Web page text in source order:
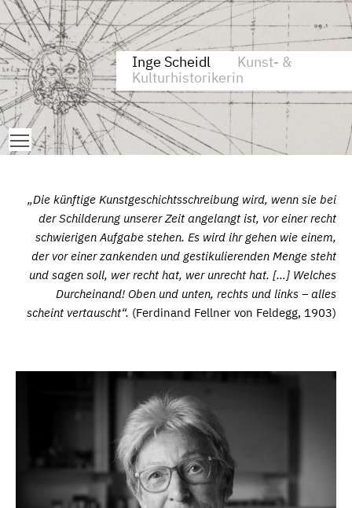
Zum Inhalt springen
Aktuelle Seite: Biographisches
Inge Scheidl
Kunst- &
Kulturhistorikerin
Toggle main menu visibility
„Die künftige Kunstgeschichtsschreibung wird, wenn sie bei
der Schilderung unserer Zeit angelangt ist, vor einer recht
schwierigen Aufgabe stehen. Es wird ihr gehen wie einem,
der vor einer zankenden und gestikulierenden Menge steht
und sagen soll, wer recht hat, wer unrecht hat. […] Welches
Durcheinand! Oben und unten, rechts und links – alles
scheint vertauscht“. (Ferdinand Fellner von Feldegg, 1903)